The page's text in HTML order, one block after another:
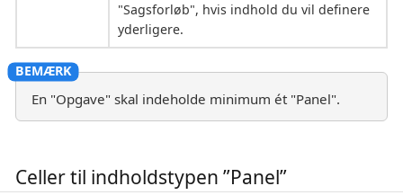
"Sagsforløb", hvis indhold du vil definere
yderligere.
En "Opgave" skal indeholde minimum ét "Panel".
Celler til indholdstypen ”Panel”